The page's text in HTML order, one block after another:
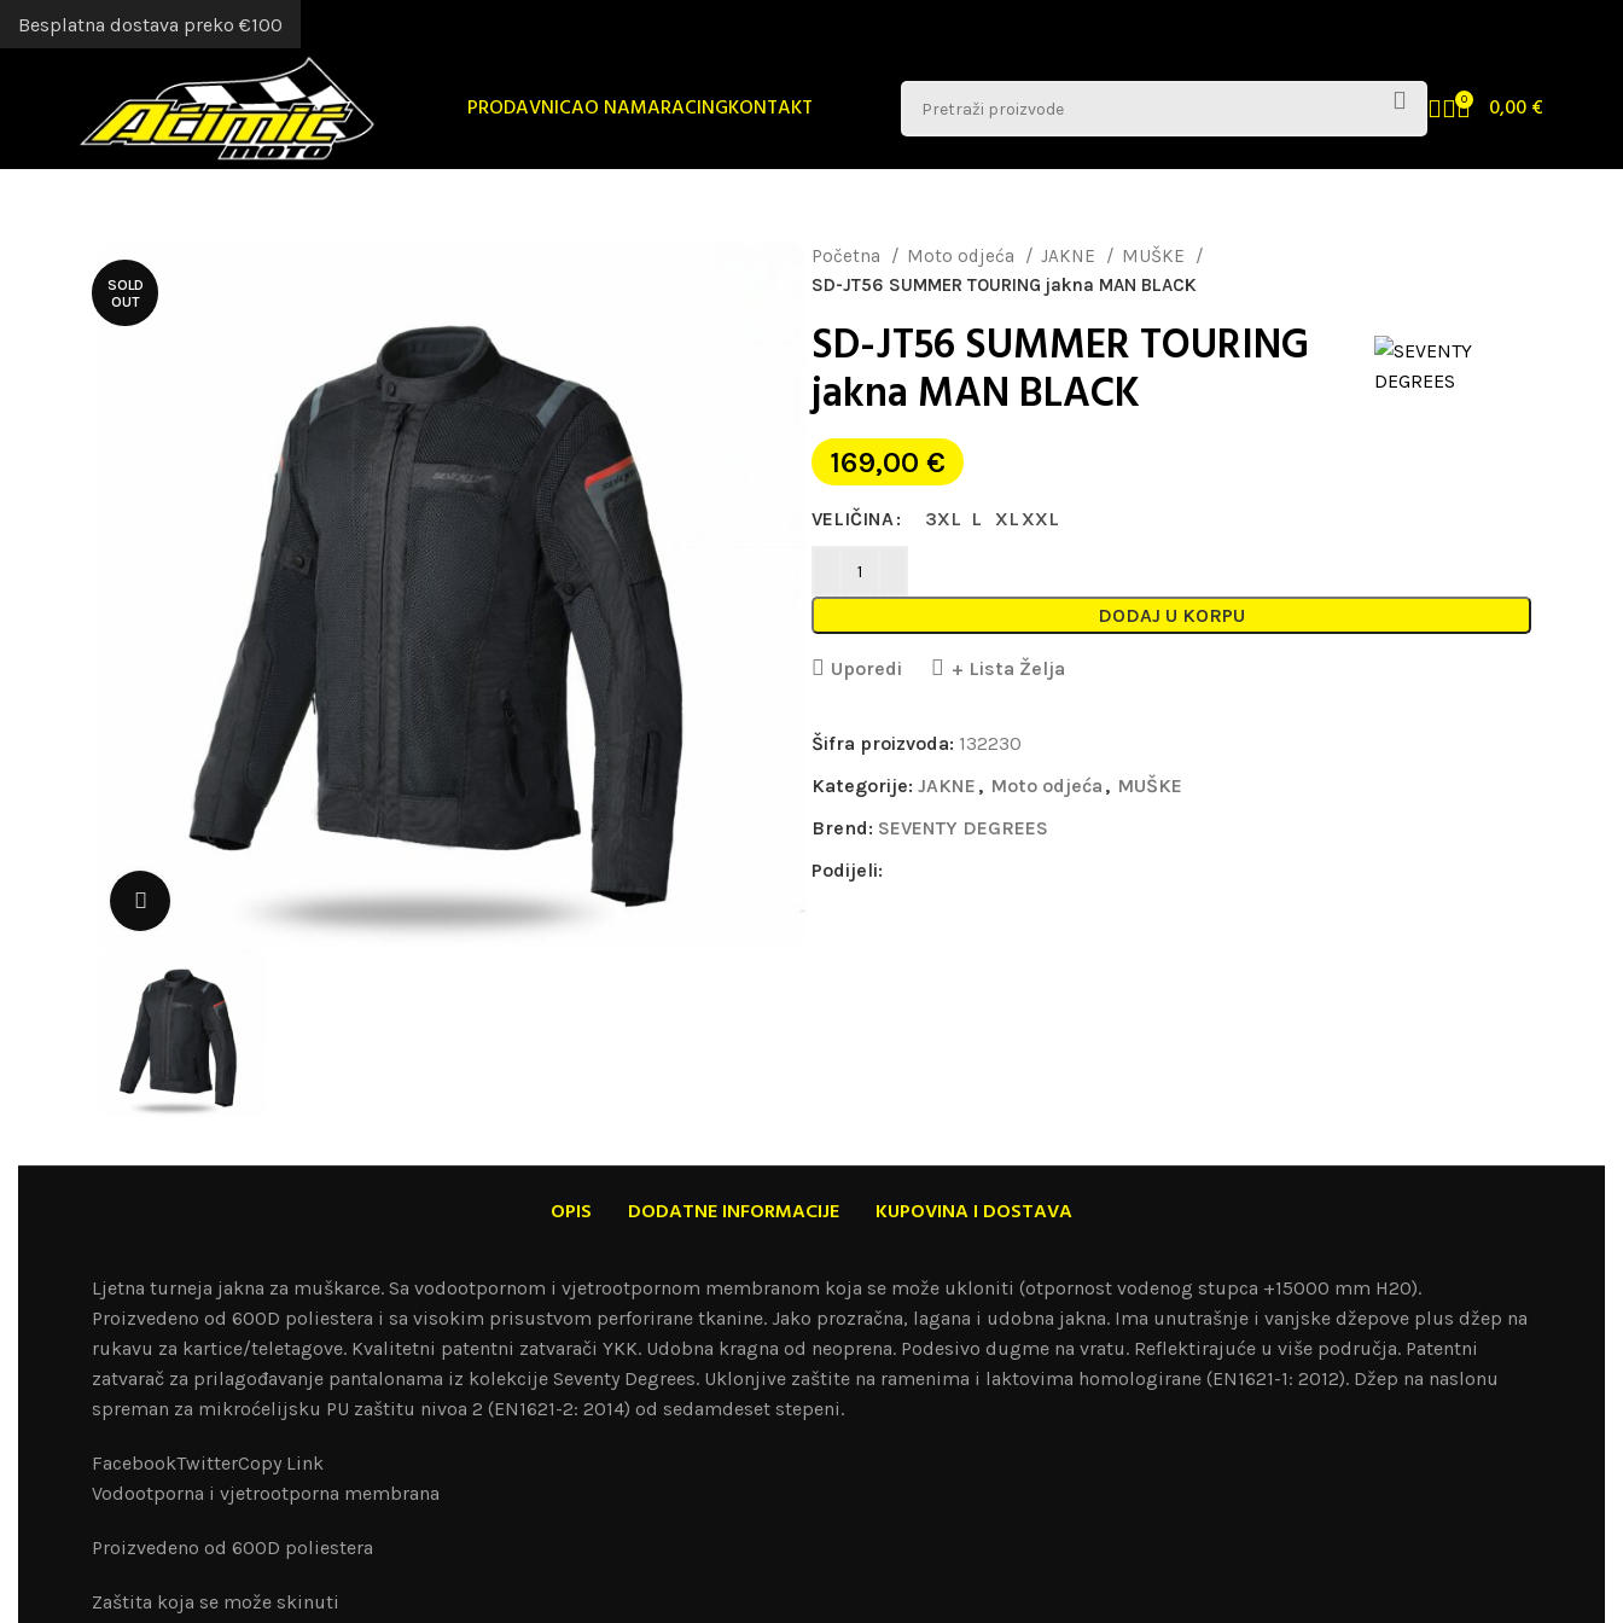
PRODAVNICAO NAMARACINGKONTAKT 0 0,00€
SOLD
OUT
Početna Moto odjeća JAKNE
MUŠKE
SD-JT56 SUMMER TOURING jakna MAN BLACK
SD-JT56 SUMMER TOURING
jakna MAN BLACK
169,00 €
VELIČINA 3XL L XL XXL
DODAJ U KORPU
Uporedi + Lista Želja
Šifra proizvoda: 132230
Kategorije: JAKNE , Moto odjeća , MUŠKE
Brend: SEVENTY DEGREES
Podijeli:
OPIS DODATNE INFORMACIJE KUPOVINA I DOSTAVA
Ljetna turneja jakna za muškarce. Sa vodootpornom i vjetrootpornom membranom koja se može ukloniti (otpornost vodenog stupca +15000 mm H2O).
Proizvedeno od 600D poliestera i sa visokim prisustvom perforirane tkanine. Jako prozračna, lagana i udobna jakna. Ima unutrašnje i vanjske džepove plus džep na
rukavu za kartice/teletagove. Kvalitetni patentni zatvarači YKK. Udobna kragna od neoprena. Podesivo dugme na vratu. Reflektirajuće u više područja. Patentni
zatvarač za prilagođavanje pantalonama iz kolekcije Seventy Degrees. Uklonjive zaštite na ramenima i laktovima homologirane (EN1621-1: 2012). Džep na naslonu
spreman za mikroćelijsku PU zaštitu nivoa 2 (EN1621-2: 2014) od sedamdeset stepeni.
FacebookTwitterCopy Link
Vodootporna i vjetrootporna membrana
Proizvedeno od 600D poliestera
Zaštita koja se može skinuti
Besplatna dostava preko €100